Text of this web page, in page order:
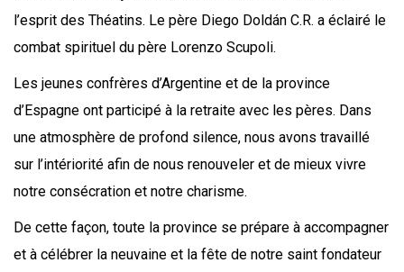
l’esprit des Théatins. Le père Diego Doldán C.R. a éclairé le
combat spirituel du père Lorenzo Scupoli.
Les jeunes confrères d’Argentine et de la province
d’Espagne ont participé à la retraite avec les pères. Dans
une atmosphère de profond silence, nous avons travaillé
sur l’intériorité afin de nous renouveler et de mieux vivre
notre consécration et notre charisme.
De cette façon, toute la province se prépare à accompagner
et à célébrer la neuvaine et la fête de notre saint fondateur